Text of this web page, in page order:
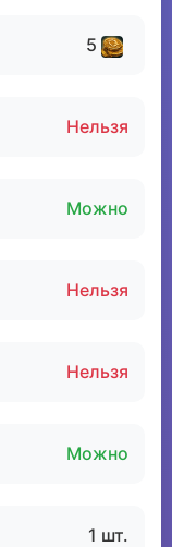
5
Нельзя
Можно
Нельзя
Нельзя
Можно
1 шт.